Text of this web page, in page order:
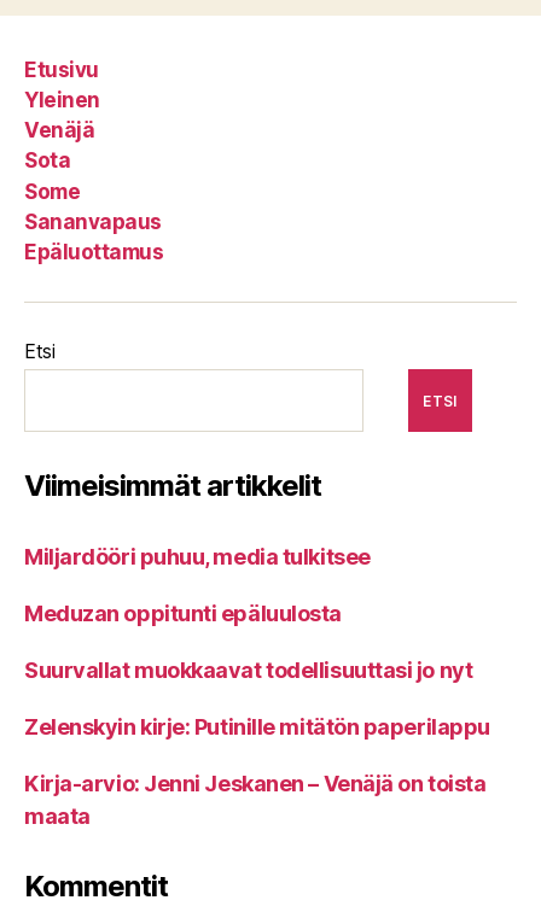
Etusivu
Yleinen
Venäjä
Sota
Some
Sananvapaus
Epäluottamus
Etsi
ETSI
Viimeisimmät artikkelit
Miljardööri puhuu, media tulkitsee
Meduzan oppitunti epäluulosta
Suurvallat muokkaavat todellisuuttasi jo nyt
Zelenskyin kirje: Putinille mitätön paperilappu
Kirja-arvio: Jenni Jeskanen – Venäjä on toista
maata
Kommentit